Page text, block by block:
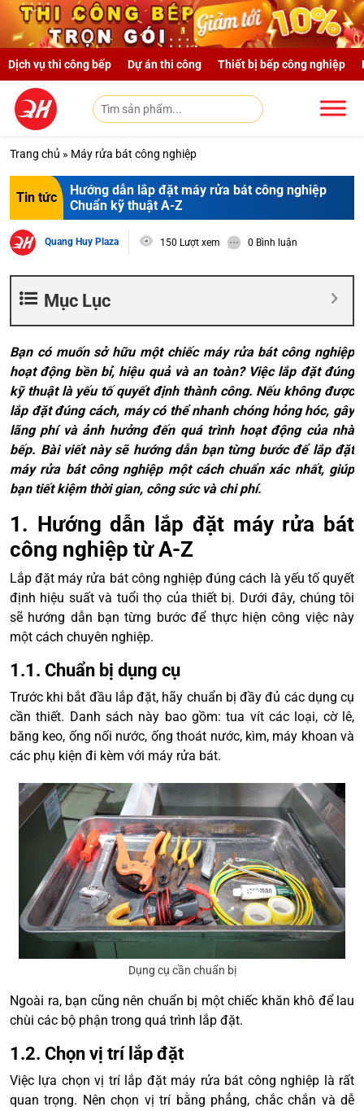
Skip to main content
Dịch vụ thi công bếp Dự án thi công Thiết bị bếp công nghiệp
Trang chủ » Máy rửa bát công nghiệp
Tin tức
Hướng dẫn lắp đặt máy rửa bát công nghiệp
Chuẩn kỹ thuật A-Z
Quang Huy Plaza 150 Lượt xem 0 Bình luận
Mục Lục
Bạn có muốn sở hữu một chiếc máy rửa bát công nghiệp
hoạt động bền bỉ, hiệu quả và an toàn? Việc lắp đặt đúng
kỹ thuật là yếu tố quyết định thành công. Nếu không được
lắp đặt đúng cách, máy có thể nhanh chóng hỏng hóc, gây
lãng phí và ảnh hưởng đến quá trình hoạt động của nhà
bếp. Bài viết này sẽ hướng dẫn bạn từng bước để lắp đặt
máy rửa bát công nghiệp một cách chuẩn xác nhất, giúp
bạn tiết kiệm thời gian, công sức và chi phí.
1. Hướng dẫn lắp đặt máy rửa bát
công nghiệp từ A-Z
Lắp đặt máy rửa bát công nghiệp đúng cách là yếu tố quyết
định hiệu suất và tuổi thọ của thiết bị. Dưới đây, chúng tôi
sẽ hướng dẫn bạn từng bước để thực hiện công việc này
một cách chuyên nghiệp.
1.1. Chuẩn bị dụng cụ
Trước khi bắt đầu lắp đặt, hãy chuẩn bị đầy đủ các dụng cụ
cần thiết. Danh sách này bao gồm: tua vít các loại, cờ lê,
băng keo, ống nối nước, ống thoát nước, kìm, máy khoan và
các phụ kiện đi kèm với máy rửa bát.
Dụng cụ cần chuẩn bị
Ngoài ra, bạn cũng nên chuẩn bị một chiếc khăn khô để lau
chùi các bộ phận trong quá trình lắp đặt.
1.2. Chọn vị trí lắp đặt
Việc lựa chọn vị trí lắp đặt máy rửa bát công nghiệp là rất
quan trọng. Nên chọn vị trí bằng phẳng, chắc chắn và dễ